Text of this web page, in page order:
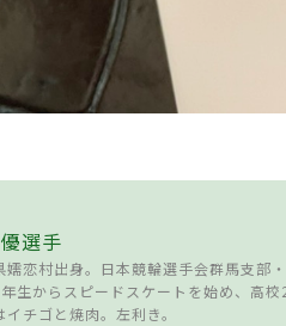
選手
嬬恋村出身。日本競輪選手会群馬支部
生からスピードスケートを始め、高
イチゴと焼肉。左利き。